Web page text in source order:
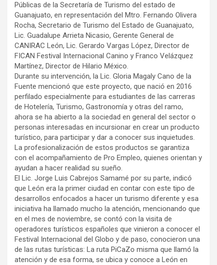
Públicas de la Secretaría de Turismo del estado de
Guanajuato, en representación del Mtro. Fernando Olivera
Rocha, Secretario de Turismo del Estado de Guanajuato,
Lic. Guadalupe Arrieta Nicasio, Gerente General de
CANIRAC León, Lic. Gerardo Vargas López, Director de
FICAN Festival Internacional Canino y Franco Velázquez
Martínez, Director de Hilario México.
Durante su intervención, la Lic. Gloria Magaly Cano de la
Fuente mencionó que este proyecto, que nació en 2016
perfilado especialmente para estudiantes de las carreras
de Hotelería, Turismo, Gastronomía y otras del ramo,
ahora se ha abierto a la sociedad en general del sector o
personas interesadas en incursionar en crear un producto
turístico, para participar y dar a conocer sus inquietudes.
La profesionalización de estos productos se garantiza
con el acompañamiento de Pro Empleo, quienes orientan y
ayudan a hacer realidad su sueño.
El Lic. Jorge Luis Cabrejos Samamé por su parte, indicó
que León era la primer ciudad en contar con este tipo de
desarrollos enfocados a hacer un turismo diferente y esa
iniciativa ha llamado mucho la atención, mencionando que
en el mes de noviembre, se contó con la visita de
operadores turísticos españoles que vinieron a conocer el
Festival Internacional del Globo y de paso, conocieron una
de las rutas turísticas: La ruta PiCaZo misma que llamó la
atención y de esa forma, se ubica y conoce a León en